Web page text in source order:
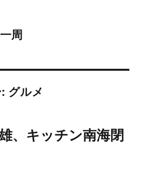
周
グルメ
、キッチン南海閉